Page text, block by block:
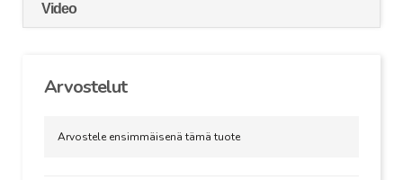
Video
Arvostelut
Arvostele ensimmäisenä tämä tuote